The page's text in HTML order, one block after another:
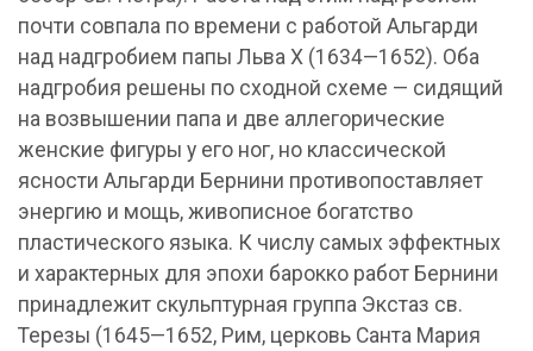
почти совпала по времени с работой Альгарди
над надгробием папы Льва X (1634—1652). Оба
надгробия решены по сходной схеме — сидящий
на возвышении папа и две аллегорические
женские фигуры у его ног, но классической
ясности Альгарди Бернини противопоставляет
энергию и мощь, живописное богатство
пластического языка. К числу самых эффектных
и характерных для эпохи барокко работ Бернини
принадлежит скульптурная группа Экстаз св.
Терезы (1645—1652, Рим, церковь Санта Мария